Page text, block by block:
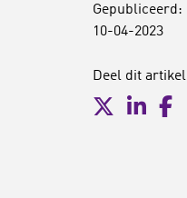
Gepubliceerd:
10-04-2023
Deel dit artikel